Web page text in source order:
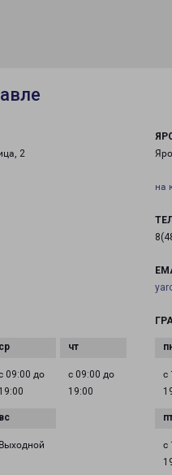
2
09:00 до
19:00
с 09:00 до
19:00
Выходной
на
с
с